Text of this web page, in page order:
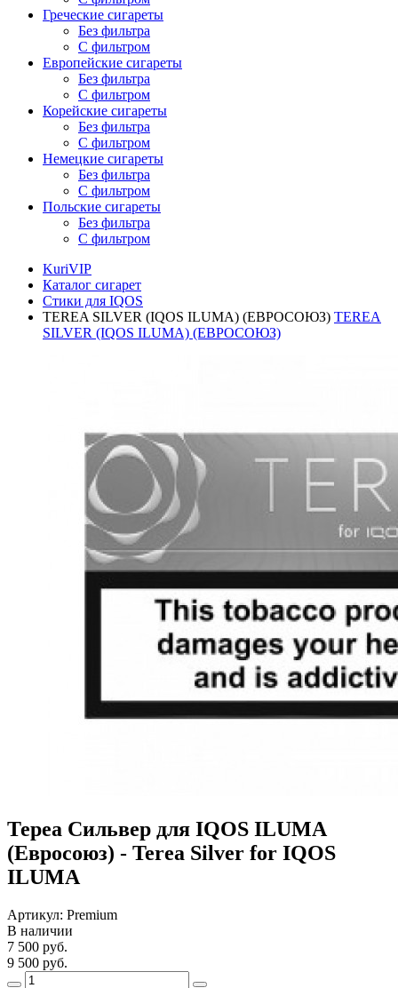
Греческие сигареты
Без фильтра
С фильтром
Европейские сигареты
Без фильтра
С фильтром
Корейские сигареты
Без фильтра
С фильтром
Немецкие сигареты
Без фильтра
С фильтром
Польские сигареты
Без фильтра
С фильтром
KuriVIP
Каталог сигарет
Стики для IQOS
TEREA SILVER (IQOS ILUMA) (ЕВРОСОЮЗ) TEREA
SILVER (IQOS ILUMA) (ЕВРОСОЮЗ)
Тереа Сильвер для IQOS ILUMA
(Евросоюз) - Terea Silver for IQOS
ILUMA
Артикул: Premium
В наличии
7 500 руб.
9 500 руб.